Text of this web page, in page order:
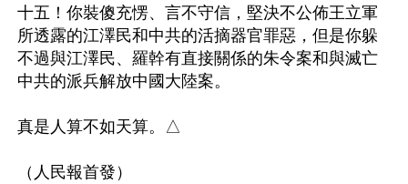
十五！你裝傻充愣、言不守信，堅決不公佈王立軍
所透露的江澤民和中共的活摘器官罪惡，但是你躲
不過與江澤民、羅幹有直接關係的朱令案和與滅亡
中共的派兵解放中國大陸案。
真是人算不如天算。△